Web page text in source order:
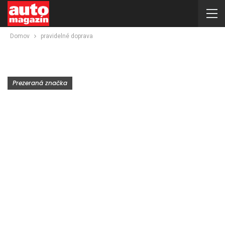
Domov pravidelné doprava
Prezeraná značka